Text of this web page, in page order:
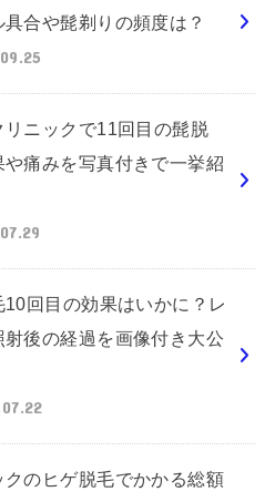
具合や髭剃りの頻度は？
リニックで11回目の髭脱
や痛みを写真付きで一挙紹
10回目の効果はいかに？レ
射後の経過を画像付き大公
クのヒゲ脱毛でかかる総額